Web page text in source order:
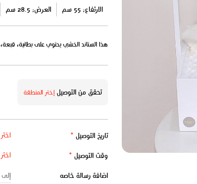
الارتفاع: 55 سم العرض: 28.5 سم
هذا الستاند الخشبي يحتوي على بطانية، قبعة،
تحقق من التوصيلإختر المنطقة
تاريخ التوصيل *
وقت التوصيل *
اضافة رسالة خاصه